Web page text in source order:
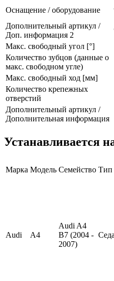
Оснащение / оборудование
Дополнительный артикул /
Доп. информация 2
Макс. свободный угол [°]
Количество зубцов (данные о
макс. свободном угле)
Макс. свободный ход [мм]
Количество крепежных
отверстий
Дополнительный артикул /
Дополнительная информация
Устанавливается
Марка Модель Семейство Тип
Audi A4
Audi A4
B7 (2004 -
2007)